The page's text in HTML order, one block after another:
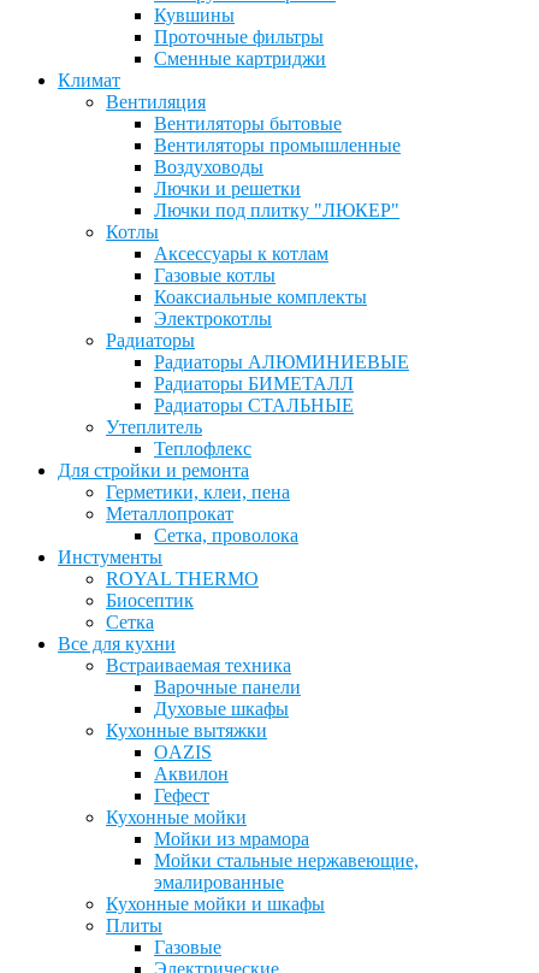
Кувшины
Проточные фильтры
Сменные картриджи
Климат
Вентиляция
Вентиляторы бытовые
Вентиляторы промышленные
Воздуховоды
Лючки и решетки
Лючки под плитку "ЛЮКЕР"
Котлы
Аксессуары к котлам
Газовые котлы
Коаксиальные комплекты
Электрокотлы
Радиаторы
Радиаторы АЛЮМИНИЕВЫЕ
Радиаторы БИМЕТАЛЛ
Радиаторы СТАЛЬНЫЕ
Утеплитель
Теплофлекс
Для стройки и ремонта
Герметики, клеи, пена
Металлопрокат
Сетка, проволока
Инстументы
ROYAL THERMO
Биосептик
Сетка
Все для кухни
Встраиваемая техника
Варочные панели
Духовые шкафы
Кухонные вытяжки
OAZIS
Аквилон
Гефест
Кухонные мойки
Мойки из мрамора
Мойки стальные нержавеющие,
эмалированные
Кухонные мойки и шкафы
Плиты
Газовые
Электрические